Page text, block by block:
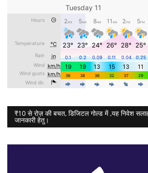
₹10 से रोज़ की बचत, डिजिटल गोल्ड में ,यह निवेश
जानकारी हेतु।